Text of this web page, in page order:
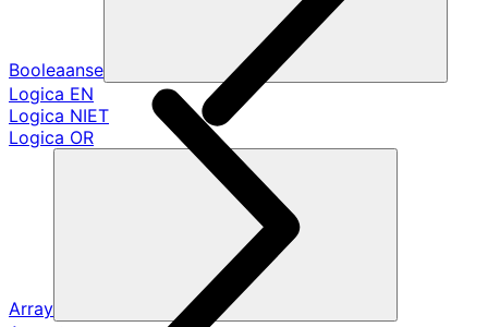
Booleaanse
Logica EN
Logica NIET
Logica OR
Array